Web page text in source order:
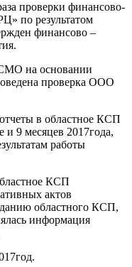
проверки финансово-
по результатом
финансово –
на основании
проверка ООО
в областное КСП
и 9 месяцев 2017года,
работы
КСП
актов
областного КСП,
информация